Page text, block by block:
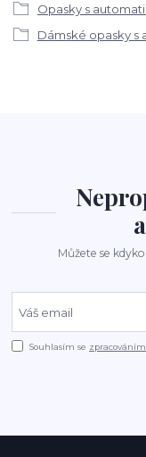
Opasky s
Dámské opasky s
Můžete se
Souhlasím se